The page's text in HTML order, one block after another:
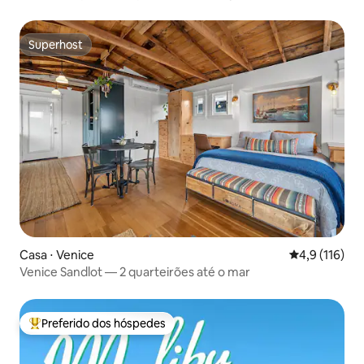
Superhost
Superhost
Casa ⋅ Venice 4,9 de uma
4,9 (116)
Venice Sandlot — 2 quarteirões até o mar
Entre os melhores preferidos dos hóspedes
Preferido dos hóspedes